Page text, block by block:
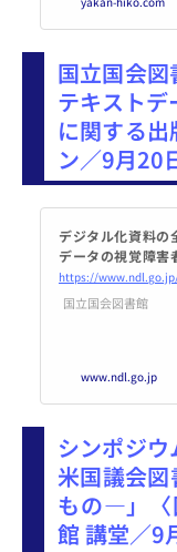
国立国会
テキスト
に関する
ン／9月20
デジタル化資料の
データの視覚障害
に関する出版者向
立国会図書館
ibrary
国立国会図書館
www.ndl.go.jp
シンポジ
米国議会図
もの―」〈
館 講堂／9